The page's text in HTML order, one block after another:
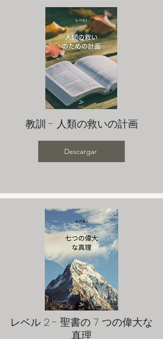
教訓 - 人類の救いの計画
Descargar
レベル 2 - 聖書の 7 つの偉大な
真理